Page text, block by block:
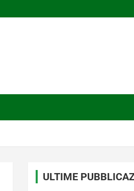
ULTIME